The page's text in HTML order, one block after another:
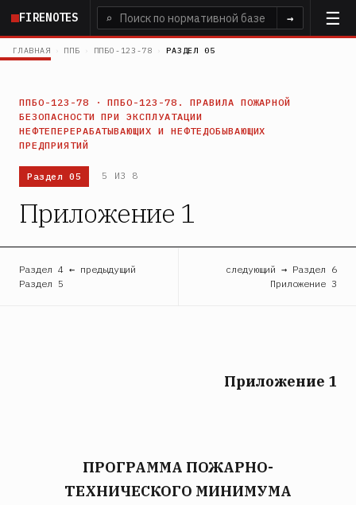
Перейти
основному
FIRENOTES ⌕ →
ГЛАВНАЯ › ППБ › ППБО-123-78 › РАЗДЕЛ 05
ППБО-123-78 · ППБО-123-78. ПРАВИЛА ПОЖАРНОЙ
БЕЗОПАСНОСТИ ПРИ ЭКСПЛУАТАЦИИ
НЕФТЕПЕРЕРАБАТЫВАЮЩИХ И НЕФТЕДОБЫВАЮЩИХ
ПРЕДПРИЯТИЙ
Раздел 05 5 ИЗ 8
Приложение 1
Раздел 4 ← предыдущий
Раздел 5
следующий → Раздел 6
Приложение 3
Приложение 1
ПРОГРАММА ПОЖАРНО-
ТЕХНИЧЕСКОГО МИНИМУМА